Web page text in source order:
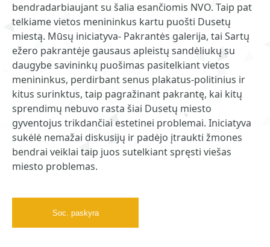
bendradarbiaujant su šalia esančiomis NVO. Taip pat
telkiame vietos menininkus kartu puošti Dusetų
miestą. Mūsų iniciatyva- Pakrantės galerija, tai Sartų
ežero pakrantėje gausaus apleistų sandėliukų su
daugybe savininkų puošimas pasitelkiant vietos
menininkus, perdirbant senus plakatus-politinius ir
kitus surinktus, taip pagražinant pakrantę, kai kitų
sprendimų nebuvo rasta šiai Dusetų miesto
gyventojus trikdančiai estetinei problemai. Iniciatyva
sukėlė nemažai diskusijų ir padėjo įtraukti žmones
bendrai veiklai taip juos sutelkiant spręsti viešas
miesto problemas.
Soc. paskyra